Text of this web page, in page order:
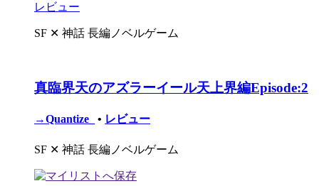
レビュー
SF ✕ 神話 長編ノベルゲーム
真臨界天のアズラーイール天上界編Episode:2
→Quantize_ • レビュー
SF ✕ 神話 長編ノベルゲーム